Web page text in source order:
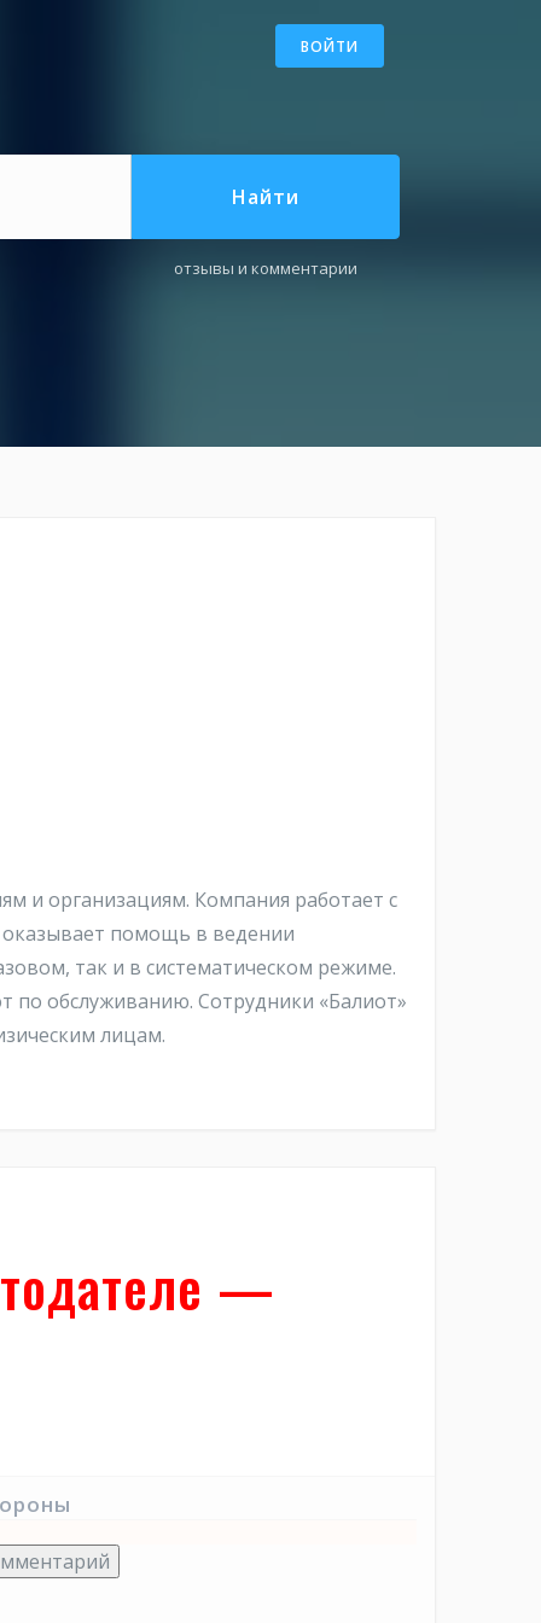
ВОЙТИ
Найти
отзывы и комментарии
и организациям. Компания работает с
оказывает помощь в ведении
так и в систематическом режиме.
по обслуживанию. Сотрудники «Балиот»
лицам.
—